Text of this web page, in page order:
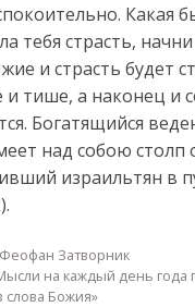
Какая
тебя страсть,
и страсть будет
и тише, а наконец и
Богатящийся
над собою столп
израильтян в
Затворник
на каждый день
слова Божия»